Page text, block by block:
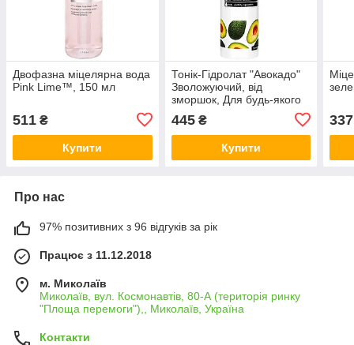
Двофазна міцелярна вода
Pink Lime™, 150 мл
511 ₴
Купити
Тонік-Гідролат "Авокадо"
Зволожуючий, від
зморшок, Для будь-якого
типу шкіри, Запашна вода,
500 мл
445₴
Купити
337
Про нас
97% позитивних з 96 відгуків за рік
Працює з 11.12.2018
м. Миколаїв
Миколаїв, вул. Космонавтів, 80-А (територія ринку
"Площа перемоги"),, Миколаїв, Україна
Контакти